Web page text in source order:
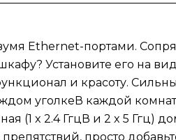
Ethernet-портами.
Установите его на
и красоту.
уголкеВ каждой
(1 x 2.4 ГгцВ и 2 x 5 Ггц)
просто